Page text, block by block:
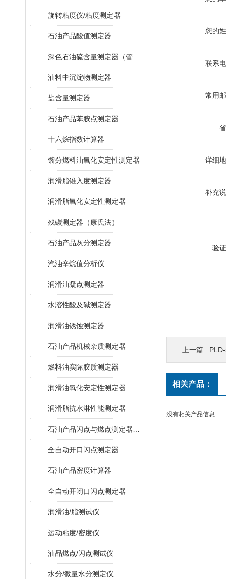
旋转粘度仪/粘度测定器
石油产品酸值测定器
油料中沉淀物测定器
盐含量测定器
石油产品苯胺点测定器
十六烷指数计算器
馏分燃料油氧化安定性测定器
润滑脂锥入度测定器
润滑脂氧化安定性测定器
残碳测定器（康氏法）
石油产品灰分测定器
汽油辛烷值分析仪
润滑油凝点测定器
水溶性酸及碱测定器
润滑油锈蚀测定器
石油产品机械杂质测定器
燃料油实际胶质测定器
润滑油氧化安定性测定器
润滑脂抗水淋性能测定器
全自动开口闪点测定器
石油产品密度计算器
全自动开闭口闪点测定器
润滑油/脂测试仪
运动粘度/密度仪
油品燃点/闪点测试仪
水分/微量水分测定仪
您的
联系
常用
详细
补充
验
上一篇 :
相关产品：
没有相关产品信息...